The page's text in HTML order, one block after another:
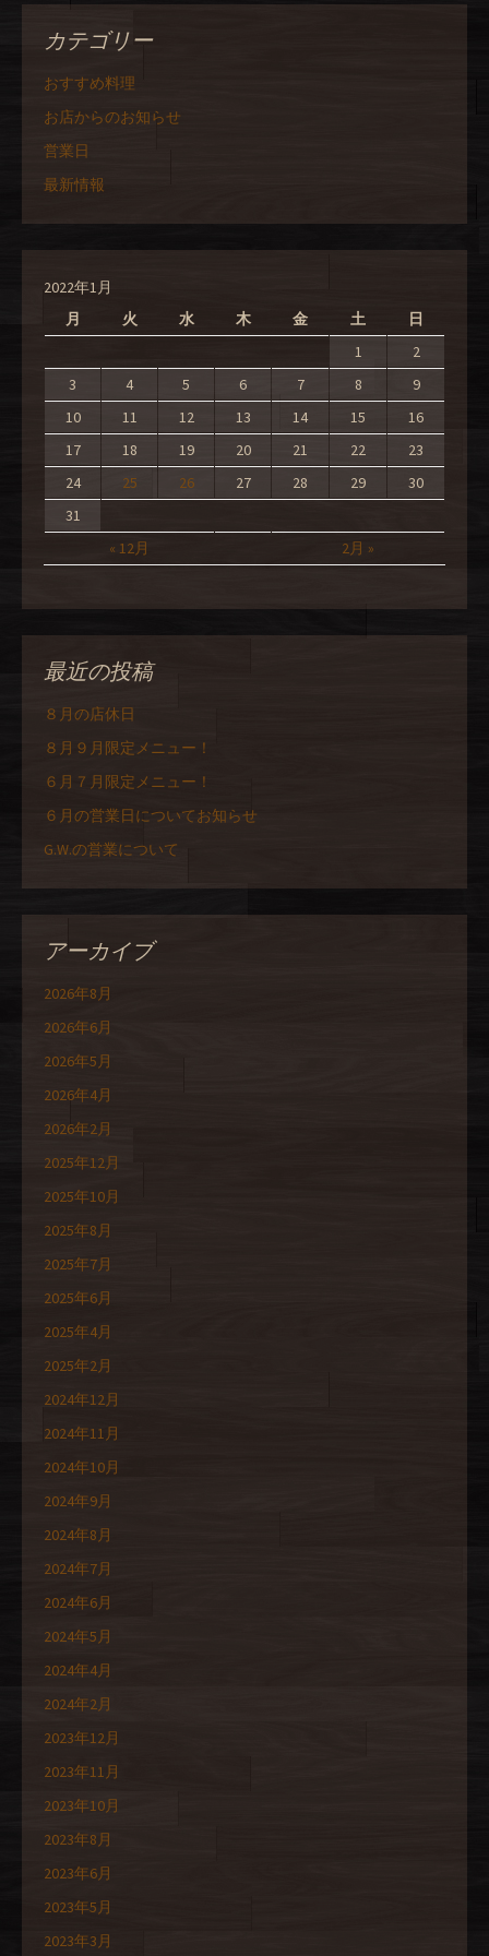
カテゴリー
おすすめ料理
お店からのお知らせ
営業日
最新情報
2022年1月
月
火 水 木 金 土 日
« 12月 2月 »
1
2
3
4 5 6 7 8
9
10
11 12 13 14 15
16
17
18 19 20 21 22
23
24
25 26 27 28 29
30
31
最近の投稿
８月の店休日
８月９月限定メニュー！
６月７月限定メニュー！
６月の営業日についてお知らせ
G.W.の営業について
アーカイブ
2026年8月
2026年6月
2026年5月
2026年4月
2026年2月
2025年12月
2025年10月
2025年8月
2025年7月
2025年6月
2025年4月
2025年2月
2024年12月
2024年11月
2024年10月
2024年9月
2024年8月
2024年7月
2024年6月
2024年5月
2024年4月
2024年2月
2023年12月
2023年11月
2023年10月
2023年8月
2023年6月
2023年5月
2023年3月